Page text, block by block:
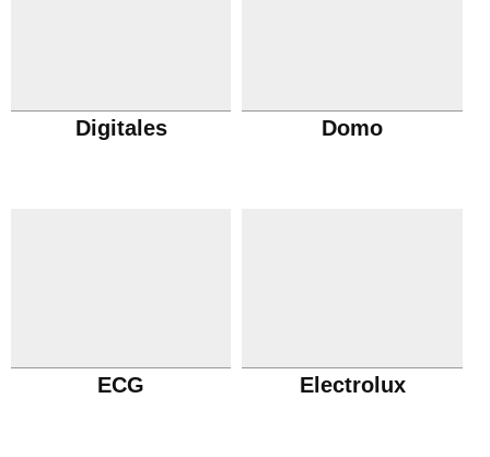
Digitales Domo
ECG Electrolux